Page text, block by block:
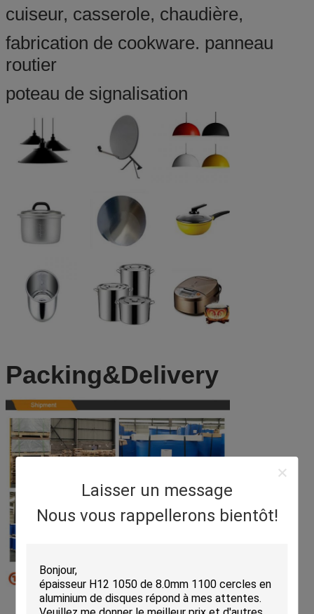
Laisser un message
Nous vous rappellerons bientôt!
cuiseur, casserole, chaudière,
fabrication de cookware. panneau
routier
poteau de signalisation
Packing&Delivery